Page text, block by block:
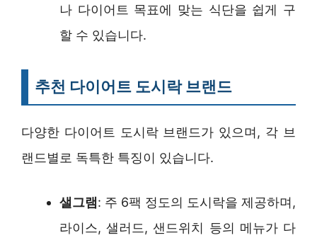
나 다이어트 목표에 맞는 식단을 쉽게 구
할 수 있습니다.
추천 다이어트 도시락 브랜드
다양한 다이어트 도시락 브랜드가 있으며, 각 브
랜드별로 독특한 특징이 있습니다.
샐그램: 주 6팩 정도의 도시락을 제공하며,
라이스, 샐러드, 샌드위치 등의 메뉴가 다